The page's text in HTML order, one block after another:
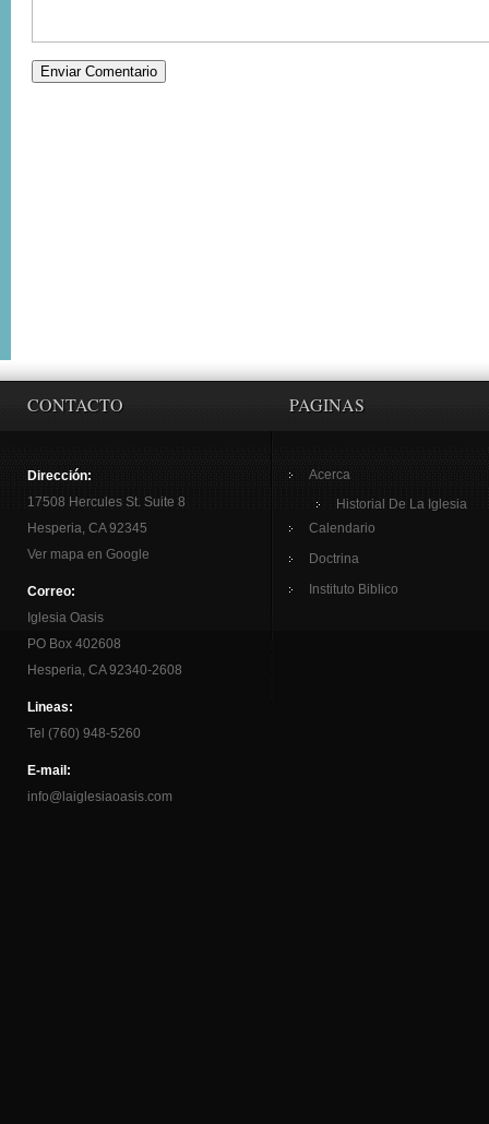
CONTACTO
Dirección:
17508 Hercules St. Suite 8
Hesperia, CA 92345
Ver mapa en Google
Correo:
Iglesia Oasis
PO Box 402608
Hesperia, CA 92340-2608
Lineas:
Tel (760) 948-5260
E-mail:
info@laiglesiaoasis.com
PAGINAS
Acerca
Historial De La Iglesia
Calendario
Doctrina
Instituto Biblico